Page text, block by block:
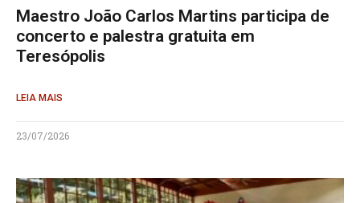
Maestro João Carlos Martins participa de
concerto e palestra gratuita em
Teresópolis
LEIA MAIS
23/07/2026